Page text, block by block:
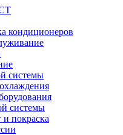
кондиционеров
системы
системы
покраска